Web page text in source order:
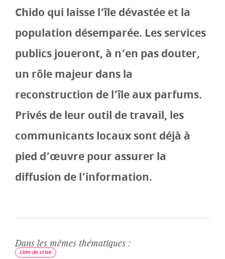
Chido qui laisse l’île dévastée et la
population désemparée. Les services
publics joueront, à n’en pas douter,
un rôle majeur dans la
reconstruction de l’île aux parfums.
Privés de leur outil de travail, les
communicants locaux sont déjà à
pied d’œuvre pour assurer la
diffusion de l’information.
Dans les mêmes thématiques :
Com de crise